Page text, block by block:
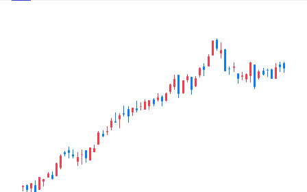
The chart has 1 X axis displaying Time. Data ranges from
The chart has 1 Y axis displaying values. Data ranges from